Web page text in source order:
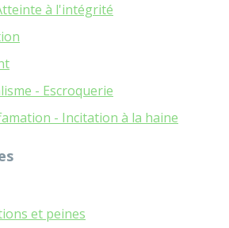
à l'intégrité
- Escroquerie
- Incitation à la haine
et peines